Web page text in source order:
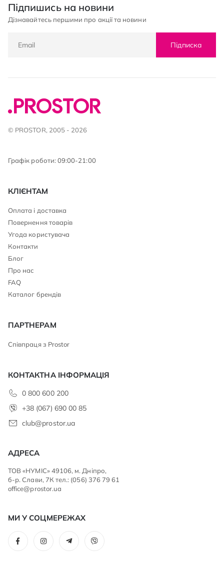
Підпишись на новини
Дізнавайтесь першими про акції та новини
Підписка
© PROSTOR, 2005 - 2026
Графік роботи: 09:00-21:00
КЛІЄНТАМ
Оплата і доставка
Повернення товарів
Угода користувача
Контакти
Блог
Про нас
FAQ
Каталог брендів
ПАРТНЕРАМ
Співпраця з Prostor
КОНТАКТНА ІНФОРМАЦІЯ
0 800 600 200
+38 (067) 690 00 85
club@prostor.ua
АДРЕСА
ТОВ «НУМІС» 49106, м. Дніпро,
б-р. Слави, 7К тел.: (056) 376 79 61
office@prostor.ua
МИ У СОЦМЕРЕЖАХ